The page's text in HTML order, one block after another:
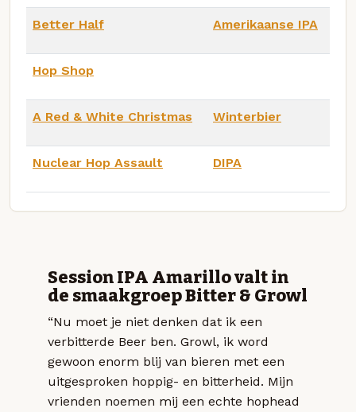
Better Half Amerikaanse IPA
Hop Shop
A Red & White Christmas Winterbier
Nuclear Hop Assault DIPA
Session IPA Amarillo valt in
de smaakgroep Bitter & Growl
“Nu moet je niet denken dat ik een
verbitterde Beer ben. Growl, ik word
gewoon enorm blij van bieren met een
uitgesproken hoppig- en bitterheid. Mijn
vrienden noemen mij een echte hophead